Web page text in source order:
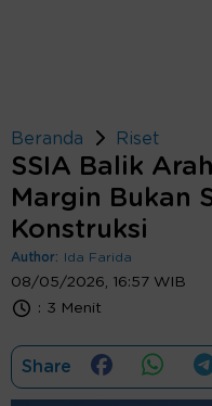
Beranda Riset
SSIA Balik
Margin Bukan
Konstruksi
Author: Ida Farida
08/05/2026, 16:57 WIB
: 3 Menit
Share